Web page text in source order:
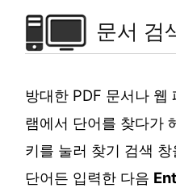
문서 검
방대한 PDF 문서나 웹
램에서 단어를 찾다가
키를 눌러 찾기 검색
단어든 입력한 다음